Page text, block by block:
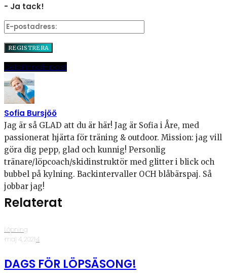
- Ja tack!
DelaPinnaE-post
Sofia Bursjöö
Jag är så GLAD att du är här! Jag är Sofia i Åre, med
passionerat hjärta för träning & outdoor. Mission: jag vill
göra dig pepp, glad och kunnig! Personlig
tränare/löpcoach/skidinstruktör med glitter i blick och
bubbel på kylning. Backintervaller OCH blåbärspaj. Så
jobbar jag!
Relaterat
Löpning
·maj 4, 2021·4
DAGS FÖR LÖPSÄSONG!